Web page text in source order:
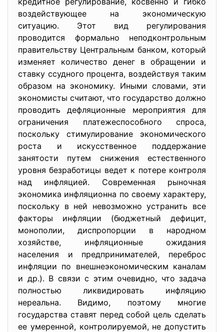
воздействующее на экономическую
ситуацию. Этот вид регулирования
проводится формально неподконтрольным
правительству Центральным банком, который
изменяет количество денег в обращении и
ставку ссудного процента, воздействуя таким
образом на экономику. Иными словами, эти
экономисты считают, что государство должно
проводить дефляционные мероприятия для
ограничения платежеспособного спроса,
поскольку стимулирование экономического
роста и искусственное поддержание
занятости путем снижения естественного
уровня безработицы ведет к потере контроля
над инфляцией. Современная рыночная
экономика инфляционна по своему характеру,
поскольку в ней невозможно устранить все
факторы инфляции (бюджетный дефицит,
монополии, диспропорции в народном
хозяйстве, инфляционные ожидания
населения и предпринимателей, переброс
инфляции по внешнеэкономическим каналам
и др.). В связи с этим очевидно, что задача
полностью ликвидировать инфляцию
нереальна. Видимо, поэтому многие
государства ставят перед собой цель сделать
ее умеренной, контролируемой, не допустить